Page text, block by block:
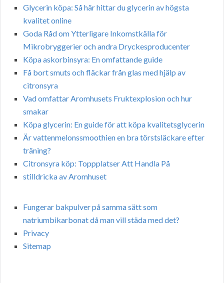
Glycerin köpa: Så här hittar du glycerin av högsta
kvalitet online
Goda Råd om Ytterligare Inkomstkälla för
Mikrobryggerier och andra Dryckesproducenter
Köpa askorbinsyra: En omfattande guide
Få bort smuts och fläckar från glas med hjälp av
citronsyra
Vad omfattar Aromhusets Fruktexplosion och hur
smakar
Köpa glycerin: En guide för att köpa kvalitetsglycerin
Är vattenmelonssmoothien en bra törstsläckare efter
träning?
Citronsyra köp: Toppplatser Att Handla På
stilldricka av Aromhuset
Fungerar bakpulver på samma sätt som
natriumbikarbonat då man vill städa med det?
Privacy
Sitemap